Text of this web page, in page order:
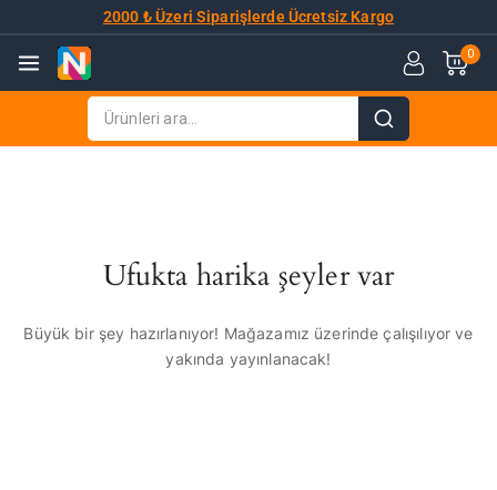
2000 ₺ Üzeri Siparişlerde Ücretsiz Kargo
0
Ufukta harika şeyler var
Büyük bir şey hazırlanıyor! Mağazamız üzerinde çalışılıyor ve
yakında yayınlanacak!